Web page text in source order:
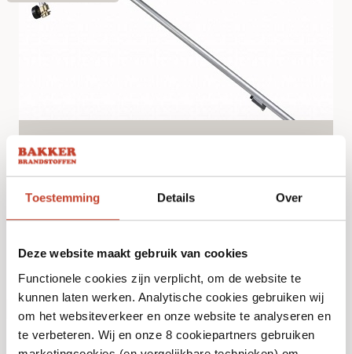
Toestemming Details Over
Deze website maakt gebruik van cookies
Functionele cookies zijn verplicht, om de website te
kunnen laten werken. Analytische cookies gebruiken wij
om het websiteverkeer en onze website te analyseren en
te verbeteren. Wij en onze 8 cookiepartners gebruiken
Onkruidbrander
€17,95
Bekijk
Niet op voorraad